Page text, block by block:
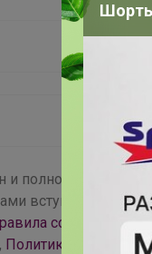
полностью
вступления,
совместных
, Политика